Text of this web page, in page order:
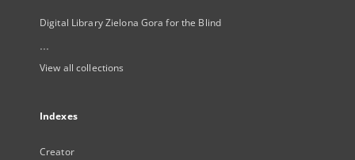
Digital Library Zielona Gora for the Blind
...
View all collections
Indexes
Creator